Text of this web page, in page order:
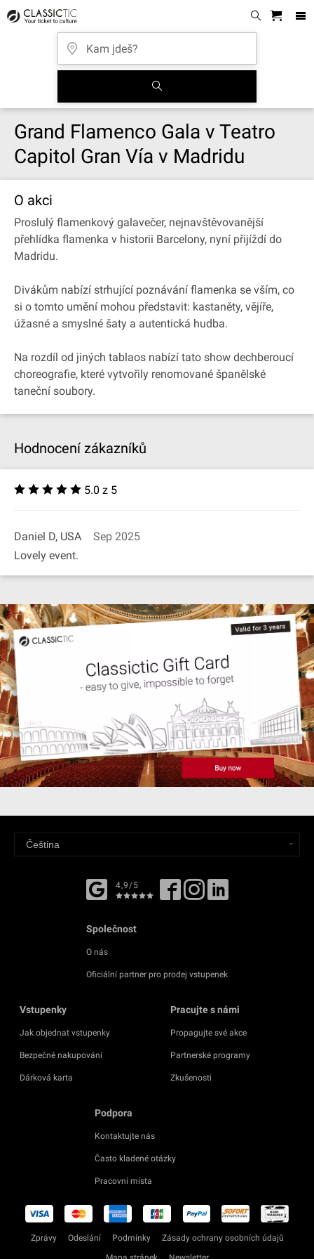
Grand Flamenco Gala v Teatro
Capitol Gran Vía v Madridu
O akci
Proslulý flamenkový galavečer, nejnavštěvovanější
přehlídka flamenka v historii Barcelony, nyní přijíždí do
Madridu.
Divákům nabízí strhující poznávání flamenka se vším, co
si o tomto umění mohou představit: kastaněty, vějíře,
úžasné a smyslné šaty a autentická hudba.
Na rozdíl od jiných tablaos nabízí tato show dechberoucí
choreografie, které vytvořily renomované španělské
taneční soubory.
Hodnocení zákazníků
5.0 z 5
Daniel D, USA
Sep 2025
Lovely event.
4,9/5
Společnost
O nás
Oficiální partner pro prodej vstupenek
Vstupenky
Jak objednat vstupenky
Bezpečné nakupování
Dárková karta
Pracujte s námi
Propagujte své akce
Partnerské programy
Zkušenosti
Podpora
Kontaktujte nás
Často kladené otázky
Pracovní místa
Zprávy Odeslání Podmínky
Zásady ochrany osobních údajů